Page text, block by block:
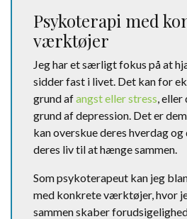
Psykoterapi med
værktøjer
Jeg har et særligt fokus på at
sidder fast i livet. Det kan for
grund afangst eller stress,
grund af depression. Det er
kan overskue deres hverdag
deres liv til at hænge sammen.
Som psykoterapeut kan jeg
med konkrete værktøjer, hvor
sammen skaber